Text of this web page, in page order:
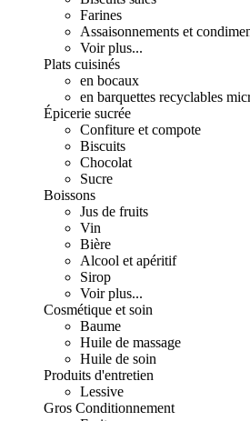
Farines
Assaisonnements et
Voir plus...
Plats cuisinés
en bocaux
en barquettes recyclables
Épicerie sucrée
Confiture et compote
Biscuits
Chocolat
Sucre
Boissons
Jus de fruits
Vin
Bière
Alcool et apéritif
Sirop
Voir plus...
Cosmétique et soin
Baume
Huile de massage
Huile de soin
Produits d'entretien
Lessive
Gros Conditionnement